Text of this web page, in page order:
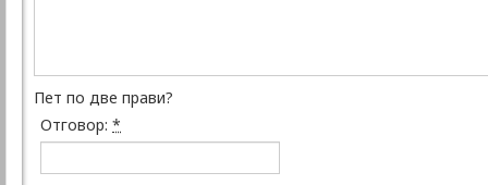
Пет по две прави?
Отговор: *